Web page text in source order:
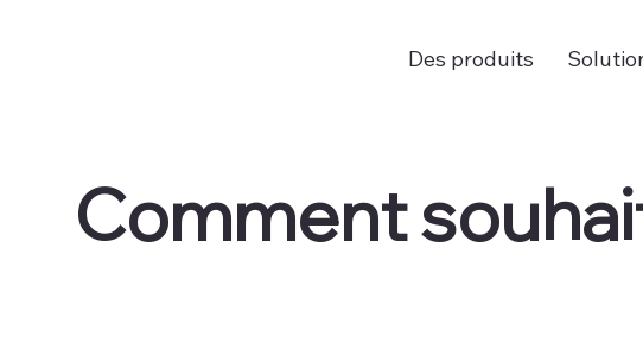
Des produits
Comment